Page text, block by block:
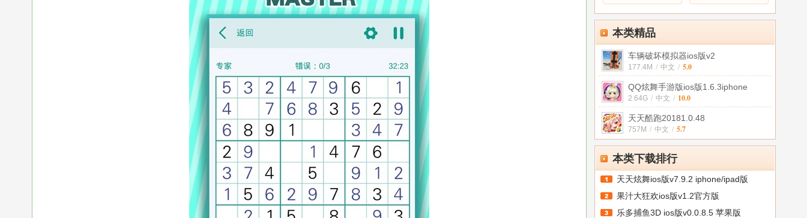
本类精品
车辆破坏模拟器ios版v2
177.4M / 中文 / 5.0
QQ炫舞手游版ios版1.6.3iphone
2.64G / 中文 / 10.0
天天酷跑20181.0.48
757M / 中文 / 5.7
本类下载排行
天天炫舞ios版v7.9.2 iphone/ipad版
果汁大狂欢ios版v1.2官方版
乐多捕鱼3D ios版v0.0.8.5 苹果版